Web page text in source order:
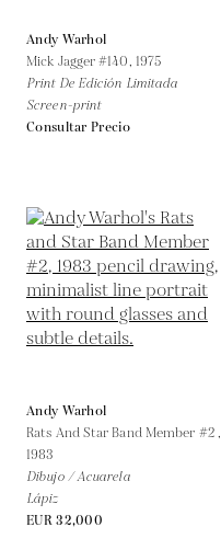
Andy Warhol
Mick Jagger #140, 1975
Print De Edición Limitada
Screen-print
Consultar Precio
Andy Warhol
Rats And Star Band Member #2 ,
1983
Dibujo / Acuarela
Lápiz
EUR 32,000